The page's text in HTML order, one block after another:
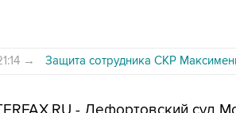
→ Защита сотрудника СКР